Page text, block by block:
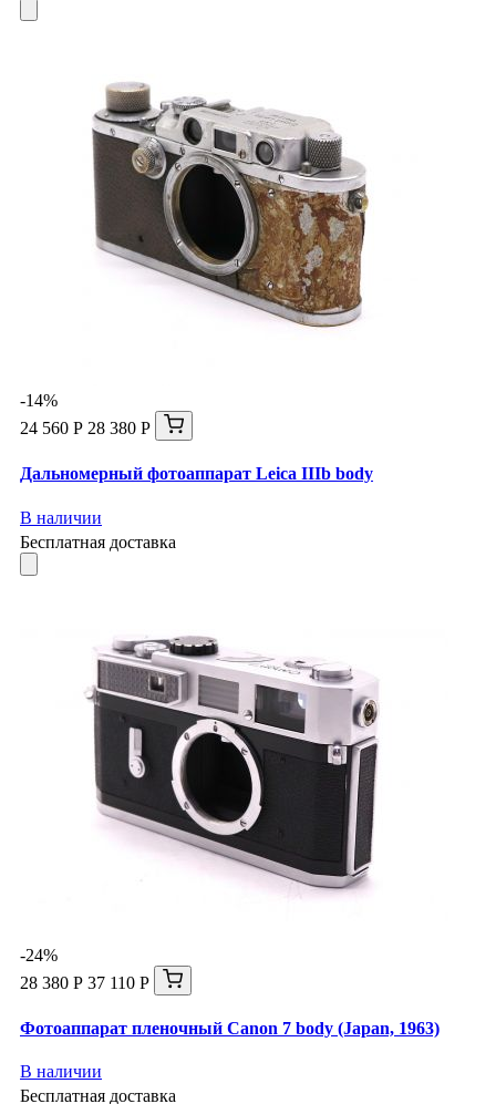
-14%
24 560 Р 28 380 Р
Дальномерный фотоаппарат Leica IIIb body
В наличии
Бесплатная доставка
-24%
28 380 Р 37 110 Р
Фотоаппарат пленочный Canon 7 body (Japan, 1963)
В наличии
Бесплатная доставка